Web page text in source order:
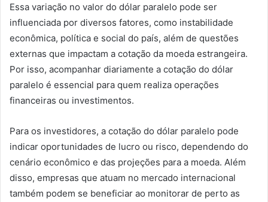
Essa variação no valor do dólar paralelo pode ser
influenciada por diversos fatores, como instabilidade
econômica, política e social do país, além de questões
externas que impactam a cotação da moeda estrangeira.
Por isso, acompanhar diariamente a cotação do dólar
paralelo é essencial para quem realiza operações
financeiras ou investimentos.
Para os investidores, a cotação do dólar paralelo pode
indicar oportunidades de lucro ou risco, dependendo do
cenário econômico e das projeções para a moeda. Além
disso, empresas que atuam no mercado internacional
também podem se beneficiar ao monitorar de perto as